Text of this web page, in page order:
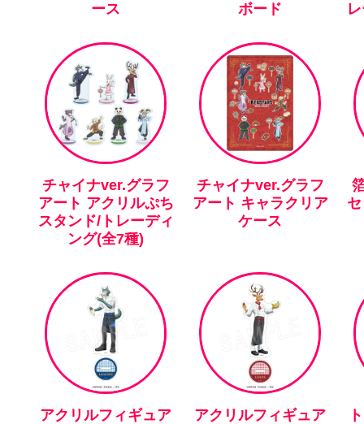
ース
ボード
チャイナver.グラフ
アート アクリルぷち
スタンド/トレーディ
ング(全7種)
チャイナver.グラフ
アート キャラクリア
ケース
アクリルフィギュア
アクリルフィギュア